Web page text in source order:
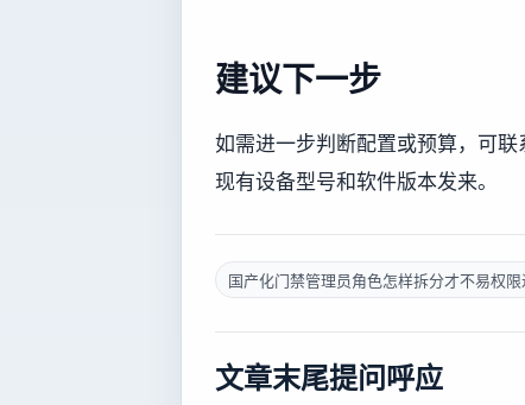
建议下一步
如需进一步判断配置或预算，可
现有设备型号和软件版本发来。
国产化门禁管理员角色怎样拆分才不易权限
文章末尾提问呼应